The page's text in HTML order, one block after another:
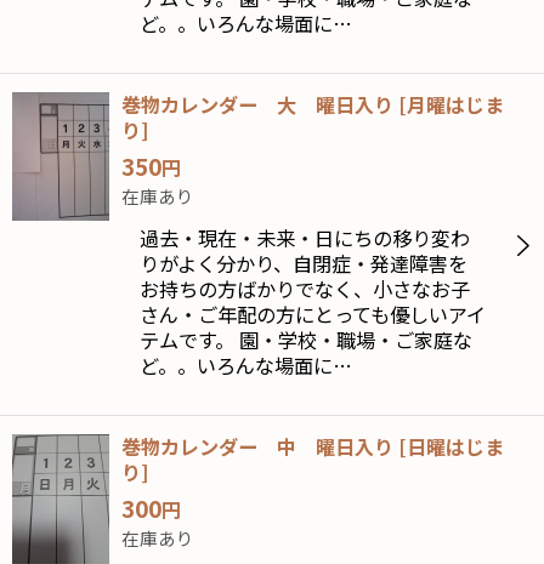
ど。。いろんな場面に…
巻物カレンダー 大 曜日入り [月曜はじま
り]
350円
在庫あり
過去・現在・未来・日にちの移り変わ
りがよく分かり、自閉症・発達障害を
お持ちの方ばかりでなく、小さなお子
さん・ご年配の方にとっても優しいアイ
テムです。 園・学校・職場・ご家庭な
ど。。いろんな場面に…
巻物カレンダー 中 曜日入り [日曜はじま
り]
300円
在庫あり